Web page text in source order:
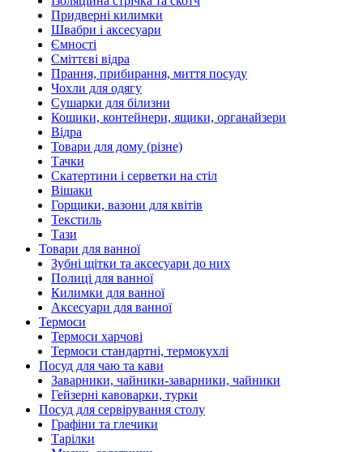
Придверні килимки
Швабри і аксесуари
Ємності
Сміттєві відра
Прання, прибирання, миття посуду
Чохли для одягу
Сушарки для білизни
Кошики, контейнери, ящики, органайзери
Відра
Товари для дому (різне)
Тачки
Скатертини і серветки на стіл
Вішаки
Горщики, вазони для квітів
Текстиль
Тази
Товари для ванної
Зубні щітки та аксесуари до них
Полиці для ванної
Килимки для ванної
Аксесуари для ванної
Термоси
Термоси харчові
Термоси стандартні, термокухлі
Посуд для чаю та кави
Заварники, чайники-заварники, чайники
Гейзерні кавоварки, турки
Посуд для сервірування столу
Графіни та глечики
Тарілки